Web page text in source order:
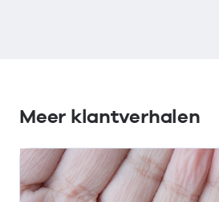
Meer klantverhalen